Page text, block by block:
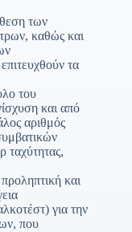
των
καθώς και
τα
του
και από
αριθμός
ταχύτητας,
και
για την
που